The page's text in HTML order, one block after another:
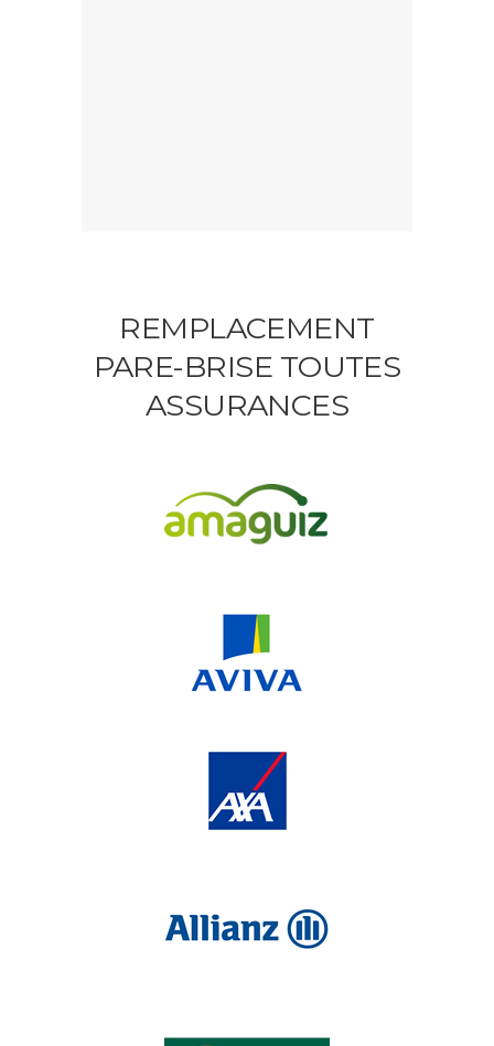
REMPLACEMENT
PARE-BRISE TOUTES
ASSURANCES